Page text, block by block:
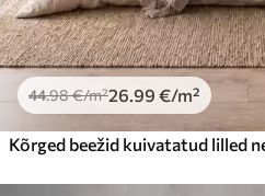
44.98€/m²26.99 €/m²